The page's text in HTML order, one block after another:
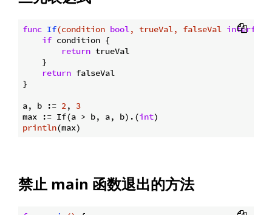
func If(condition bool, trueVal, falseVal interface
if condition {
return trueVal
    }
return falseVal
}
a, b := 2, 3
max := If(a > b, a, b).(int
println
禁止 main 函数退出的方法